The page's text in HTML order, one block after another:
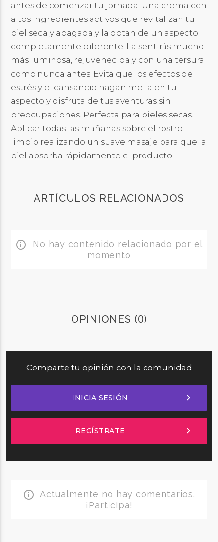
antes de comenzar tu jornada. Una crema con
altos ingredientes activos que revitalizan tu
piel seca y apagada y la dotan de un aspecto
completamente diferente. La sentirás mucho
más luminosa, rejuvenecida y con una tersura
como nunca antes. Evita que los efectos del
estrés y el cansancio hagan mella en tu
aspecto y disfruta de tus aventuras sin
preocupaciones. Perfecta para pieles secas.
Aplicar todas las mañanas sobre el rostro
limpio realizando un suave masaje para que la
piel absorba rápidamente el producto.
ARTÍCULOS RELACIONADOS
info_outline No hay contenido relacionado por el
momento
OPINIONES (0)
Comparte tu opinión con la comunidad
INICIA SESIÓN chevron_right
REGÍSTRATE chevron_right
info_outline Actualmente no hay comentarios.
¡Participa!